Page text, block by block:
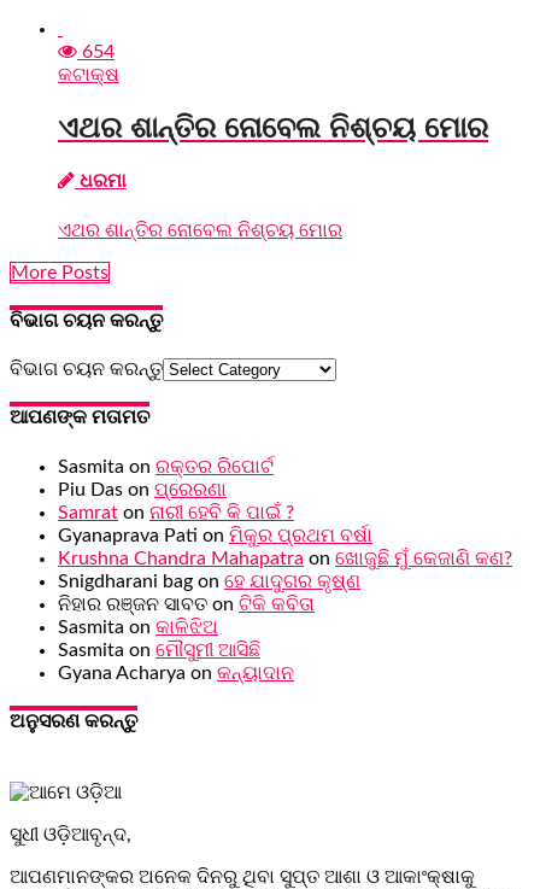
654
କଟାକ୍ଷ
ଏଥର ଶାନ୍ତିର ନୋବେଲ ନିଶ୍ଚୟ ମୋର
ଧରମା
ଏଥର ଶାନ୍ତିର ନୋବେଲ ନିଶ୍ଚୟ ମୋର
More Posts
ବିଭାଗ ଚୟନ କରନ୍ତୁ
ବିଭାଗ ଚୟନ କରନ୍ତୁ
ଆପଣଙ୍କ ମତାମତ
Sasmita on ରକ୍ତର ରିପୋର୍ଟ
Piu Das on ପ୍ରେରଣା
Samrat on ନାରୀ ହେବି କି ପାଇଁ ?
Gyanaprava Pati on ମିକୁର ପ୍ରଥମ ବର୍ଷା
Krushna Chandra Mahapatra on ଖୋଜୁଛି ମୁଁ କେଜାଣି କଣ?
Snigdharani bag on ହେ ଯାଦୁଗର କୃଷ୍ଣ
ନିହାର ରଞ୍ଜନ ସାବତ on ଟିକି କବିତା
Sasmita on କାଳିଝିଅ
Sasmita on ମୌସୁମୀ ଆସିଛି
Gyana Acharya on କନ୍ୟାଦାନ
ଅନୁସରଣ କରନ୍ତୁ
ସୁଧୀ ଓଡ଼ିଆବୃନ୍ଦ,
ଆପଣମାନଙ୍କର ଅନେକ ଦିନରୁ ଥିବା ସୁପ୍ତ ଆଶା ଓ ଆକାଂକ୍ଷାକୁ